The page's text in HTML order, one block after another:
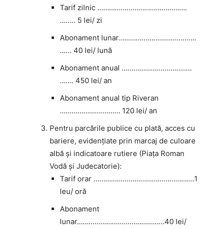
Tarif zilnic ……………………………………….
…….. 5 lei/ zi
Abonament lunar………………………………….
…… 40 lei/ lună
Abonament anual ………………………………
……. 450 lei/ an
Abonament anual tip Riveran
…………………………. 120 lei/ an
Pentru parcările publice cu plată, acces cu
bariere, evidenţiate prin marcaj de culoare
albă și indicatoare rutiere (Piața Roman
Vodă și Judecatorie):
Tarif orar …………………………………………….1
leu/ oră
Abonament
lunar………………………………………40 lei/